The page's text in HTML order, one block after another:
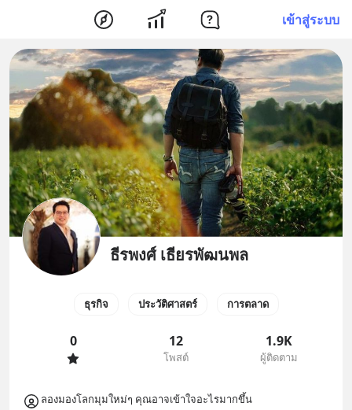
เข้าสู่ระบบ
ธีรพงศ์ เธียรพัฒนพล
ธุรกิจ ประวัติศาสตร์ การตลาด
0 12
โพสต์
1.9K
ผู้ติดตาม
ลองมองโลกมุมใหม่ๆ คุณอาจเข้าใจอะไรมากขึ้น